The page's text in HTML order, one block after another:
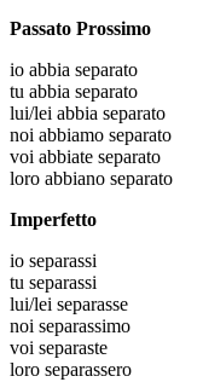
Passato Prossimo
io abbia separato
tu abbia separato
lui/lei abbia separato
noi abbiamo separato
voi abbiate separato
loro abbiano separato
Imperfetto
io separassi
tu separassi
lui/lei separasse
noi separassimo
voi separaste
loro separassero